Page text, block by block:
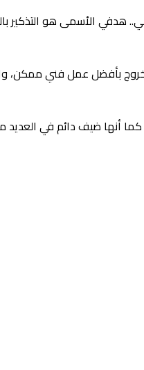
العالمي.. هدفي الأسمى هو
البعض. “تحليت بالصبر بهدف الخروج بأفضل
أنها ضيف دائم في العديد